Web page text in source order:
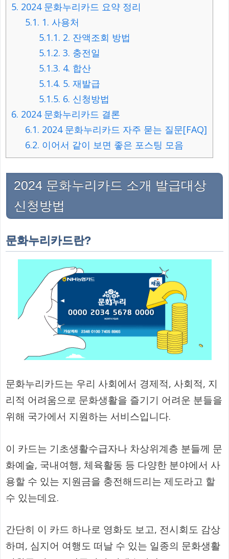
5. 2024 문화누리카드 요약 정리
5.1. 1. 사용처
5.1.1. 2. 잔액조회 방법
5.1.2. 3. 충전일
5.1.3. 4. 합산
5.1.4. 5. 재발급
5.1.5. 6. 신청방법
6. 2024 문화누리카드 결론
6.1. 2024 문화누리카드 자주 묻는 질문[FAQ]
6.2. 이어서 같이 보면 좋은 포스팅 모음
2024 문화누리카드 소개 발급대상
신청방법
문화누리카드란?
문화누리카드는 우리 사회에서 경제적, 사회적, 지
리적 어려움으로 문화생활을 즐기기 어려운 분들을
위해 국가에서 지원하는 서비스입니다.
이 카드는 기초생활수급자나 차상위계층 분들께 문
화예술, 국내여행, 체육활동 등 다양한 분야에서 사
용할 수 있는 지원금을 충전해드리는 제도라고 할
수 있는데요.
간단히 이 카드 하나로 영화도 보고, 전시회도 감상
하며, 심지어 여행도 떠날 수 있는 일종의 문화생활